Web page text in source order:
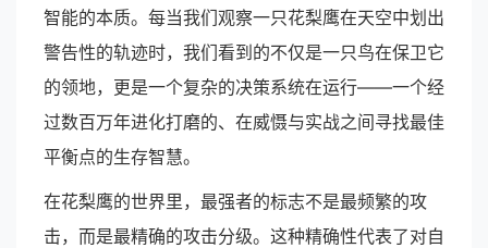
智能的本质。每当我们观察一只花梨鹰在天空中划出
警告性的轨迹时，我们看到的不仅是一只鸟在保卫它
的领地，更是一个复杂的决策系统在运行——一个经
过数百万年进化打磨的、在威慑与实战之间寻找最佳
平衡点的生存智慧。
在花梨鹰的世界里，最强者的标志不是最频繁的攻
击，而是最精确的攻击分级。这种精确性代表了对自